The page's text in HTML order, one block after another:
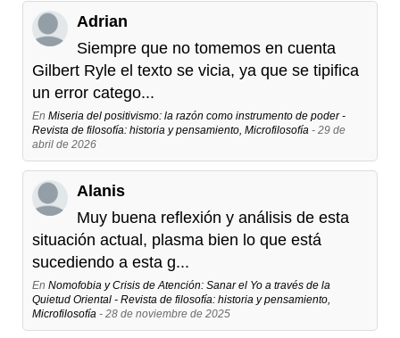
Adrian
Siempre que no tomemos en cuenta
Gilbert Ryle el texto se vicia, ya que se tipifica
un error catego...
En Miseria del positivismo: la razón como instrumento de poder -
Revista de filosofía: historia y pensamiento, Microfilosofía - 29 de
abril de 2026
Alanis
Muy buena reflexión y análisis de esta
situación actual, plasma bien lo que está
sucediendo a esta g...
En Nomofobia y Crisis de Atención: Sanar el Yo a través de la
Quietud Oriental - Revista de filosofía: historia y pensamiento,
Microfilosofía - 28 de noviembre de 2025